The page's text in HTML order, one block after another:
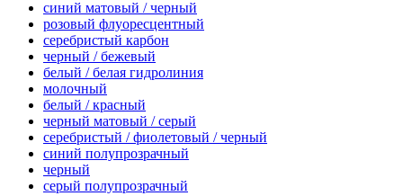
синий матовый / черный
розовый флуоресцентный
серебристый карбон
черный / бежевый
белый / белая гидролиния
молочный
белый / красный
черный матовый / серый
серебристый / фиолетовый / черный
синий полупрозрачный
черный
серый полупрозрачный